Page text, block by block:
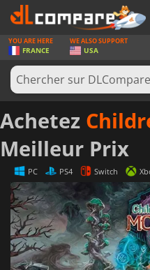
JEUX
CARTES PRÉPAYÉES
LOGICIELS
CONCOURS
MATÉRIEL
NEWS
SE CONNECTER OU S'INSCRIRE
YOU ARE HERE
FRANCE
WE ALSO SUPPORT
USA
Achetez
Meilleur Prix
PC PS4 Switch